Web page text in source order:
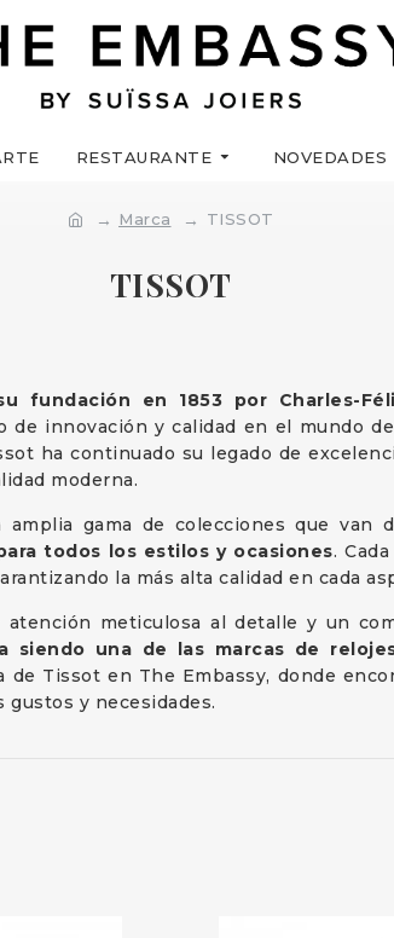
RESTAURANTE NOVEDADES
Marca TISSOT
TISSOT
fundación en 1853 por Charles-
de innovación y calidad en el mundo
ha continuado su legado de
moderna.
amplia gama de colecciones que van
todos los estilos y ocasiones.
la más alta calidad en cada
atención meticulosa al detalle y un
siendo una de las marcas de
de Tissot en The Embassy, donde
gustos y necesidades.